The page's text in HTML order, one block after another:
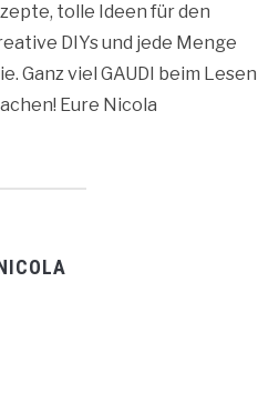
tolle Ideen für den
DIYs und jede Menge
Ganz viel GAUDI beim Lesen
Eure Nicola